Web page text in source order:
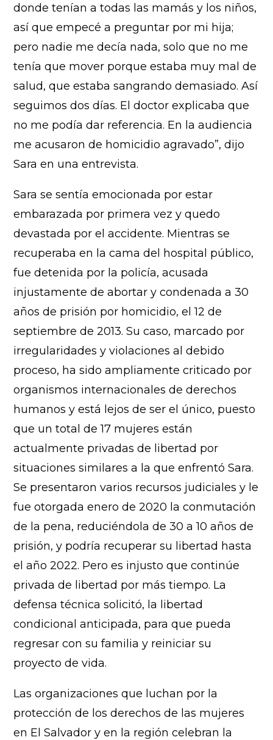
donde tenían a todas las mamás y los niños,
así que empecé a preguntar por mi hija;
pero nadie me decía nada, solo que no me
tenía que mover porque estaba muy mal de
salud, que estaba sangrando demasiado. Así
seguimos dos días. El doctor explicaba que
no me podía dar referencia. En la audiencia
me acusaron de homicidio agravado”, dijo
Sara en una entrevista.
Sara se sentía emocionada por estar
embarazada por primera vez y quedo
devastada por el accidente. Mientras se
recuperaba en la cama del hospital público,
fue detenida por la policía, acusada
injustamente de abortar y condenada a 30
años de prisión por homicidio, el 12 de
septiembre de 2013. Su caso, marcado por
irregularidades y violaciones al debido
proceso, ha sido ampliamente criticado por
organismos internacionales de derechos
humanos y está lejos de ser el único, puesto
que un total de 17 mujeres están
actualmente privadas de libertad por
situaciones similares a la que enfrentó Sara.
Se presentaron varios recursos judiciales y le
fue otorgada enero de 2020 la conmutación
de la pena, reduciéndola de 30 a 10 años de
prisión, y podría recuperar su libertad hasta
el año 2022. Pero es injusto que continúe
privada de libertad por más tiempo. La
defensa técnica solicitó, la libertad
condicional anticipada, para que pueda
regresar con su familia y reiniciar su
proyecto de vida.
Las organizaciones que luchan por la
protección de los derechos de las mujeres
en El Salvador y en la región celebran la